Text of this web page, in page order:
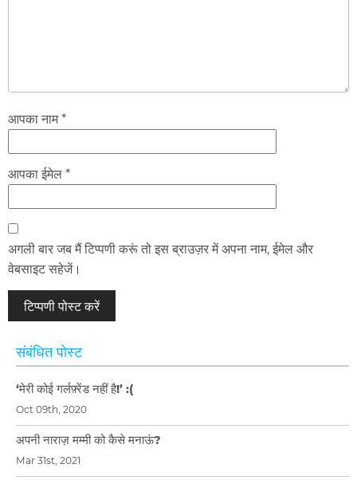
आपका नाम *
आपका ईमेल *
अगली बार जब मैं टिप्पणी करूं तो इस ब्राउज़र में अपना नाम, ईमेल और
वेबसाइट सहेजें।
संबंधित पोस्ट
‘मेरी कोई गर्लफ़्रेंड नहीं है!’ :(
Oct 09th, 2020
अपनी नाराज़ मम्मी को कैसे मनाऊं?
Mar 31st, 2021